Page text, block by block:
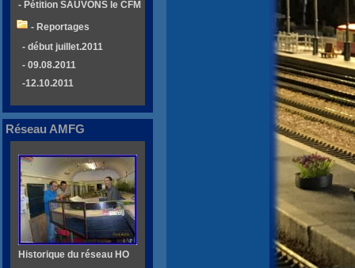
- Pétition SAUVONS le CFM
- Reportages
- début juillet.2011
- 09.08.2011
-12.10.2011
Réseau AMFG
Historique du réseau HO